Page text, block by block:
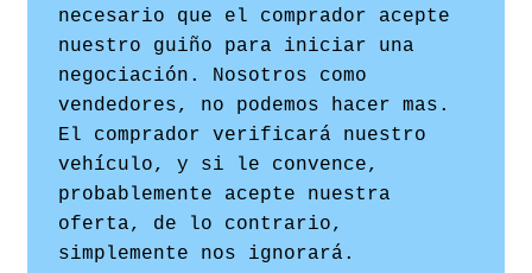
necesario que el comprador acepte
nuestro guiño para iniciar una
negociación. Nosotros como
vendedores, no podemos hacer mas.
El comprador verificará nuestro
vehículo, y si le convence,
probablemente acepte nuestra
oferta, de lo contrario,
simplemente nos ignorará.